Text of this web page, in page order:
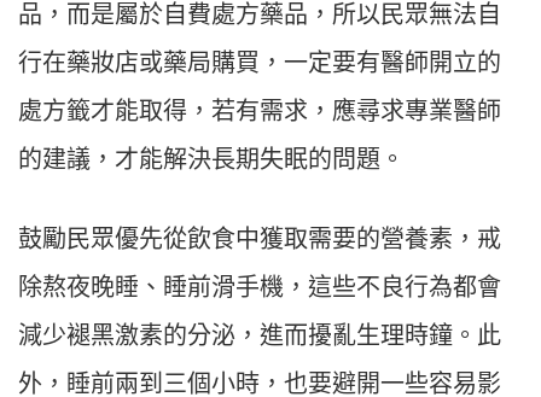
品，而是屬於自費處方藥品，所以民眾無法自
行在藥妝店或藥局購買，一定要有醫師開立的
處方籤才能取得，若有需求，應尋求專業醫師
的建議，才能解決長期失眠的問題。
鼓勵民眾優先從飲食中獲取需要的營養素，戒
除熬夜晚睡、睡前滑手機，這些不良行為都會
減少褪黑激素的分泌，進而擾亂生理時鐘。此
外，睡前兩到三個小時，也要避開一些容易影